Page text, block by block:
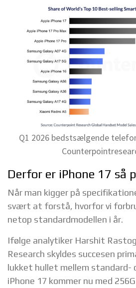
Q1 2026 bedstsælgende
Derfor er iPhone 17 så
Når man kigger på
svært at forstå, hvorfor vi
netop standardmodellen i år.
Ifølge analytiker Harshit
Research skyldes succesen
lukket hullet mellem standard-
iPhone 17 kommer nu med